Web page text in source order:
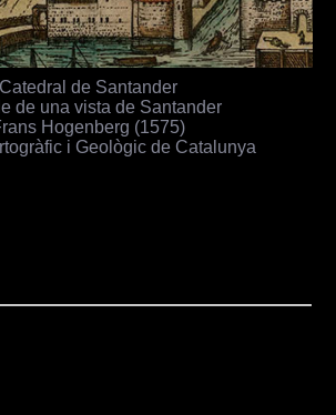
Catedral de Santander
de una vista de Santander
Hogenberg (1575)
i Geològic de Catalunya